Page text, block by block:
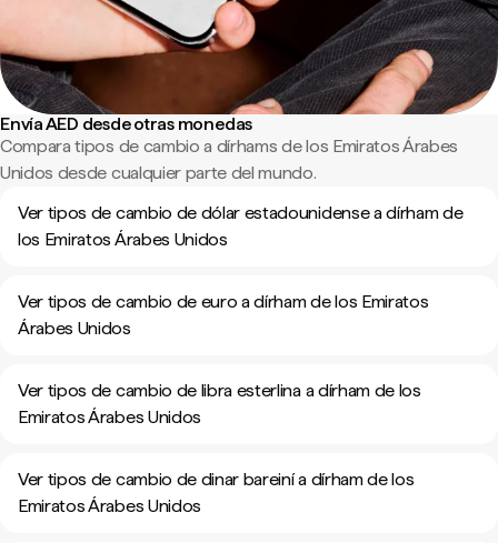
Envía AED desde otras monedas
Compara tipos de cambio a dírhams de los Emiratos Árabes
Unidos desde cualquier parte del mundo.
Ver tipos de cambio de dólar estadounidense a dírham de
los Emiratos Árabes Unidos
Ver tipos de cambio de euro a dírham de los Emiratos
Árabes Unidos
Ver tipos de cambio de libra esterlina a dírham de los
Emiratos Árabes Unidos
Ver tipos de cambio de dinar bareiní a dírham de los
Emiratos Árabes Unidos